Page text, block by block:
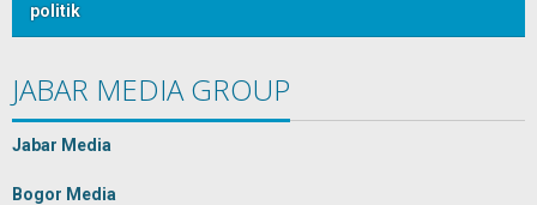
politik
JABAR MEDIA GROUP
Jabar Media
Bogor Media